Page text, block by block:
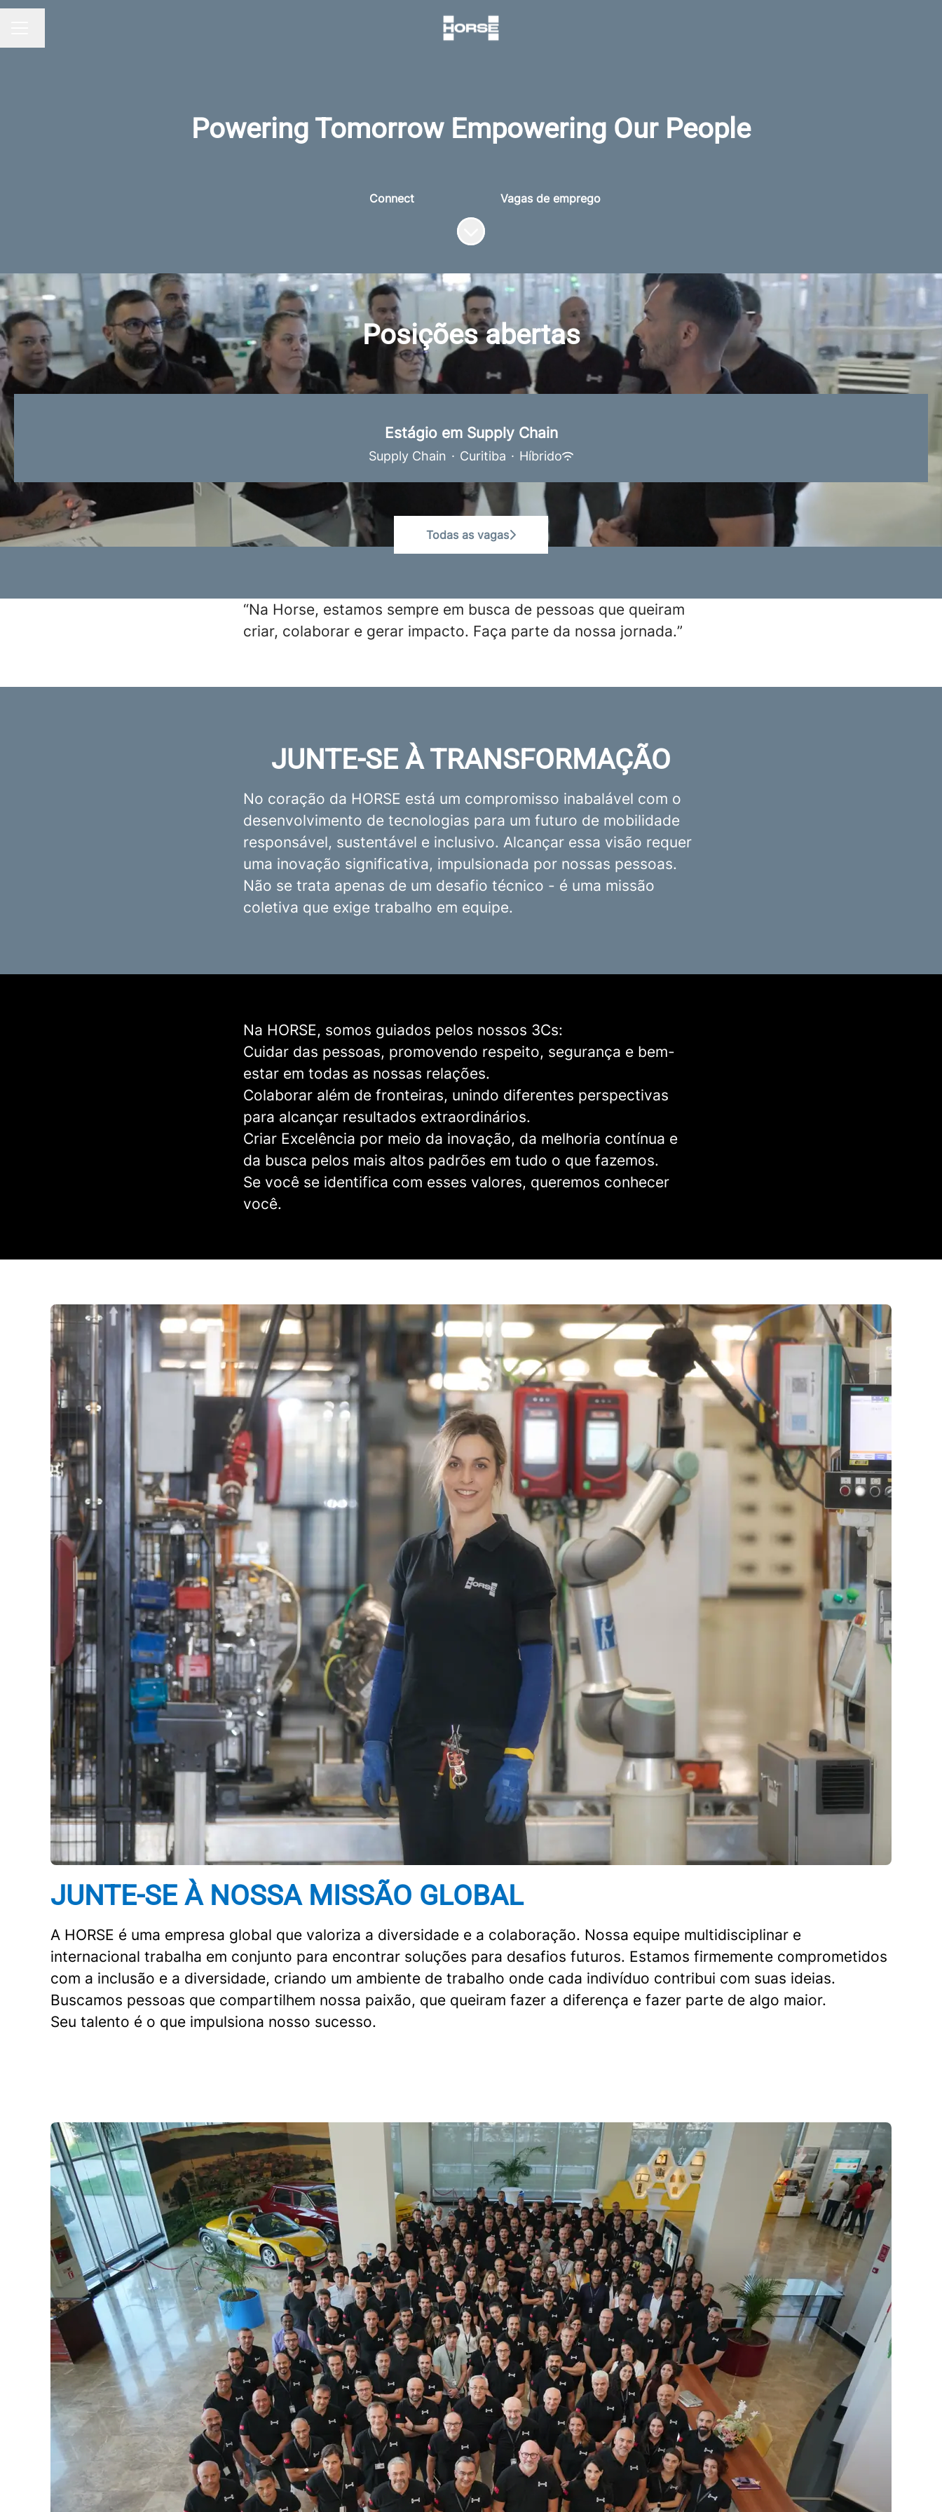
Powering Tomorrow Empowering Our People
Connect
Vagas de emprego
Role para ver o conteúdo
Posições abertas
Estágio em Supply Chain
Supply Chain · Curitiba · Híbrido
Todas as vagas
“Na Horse, estamos sempre em busca de pessoas que queiram
criar, colaborar e gerar impacto. Faça parte da nossa jornada.”
JUNTE-SE À TRANSFORMAÇÃO
No coração da HORSE está um compromisso inabalável com o
desenvolvimento de tecnologias para um futuro de mobilidade
responsável, sustentável e inclusivo. Alcançar essa visão requer
uma inovação significativa, impulsionada por nossas pessoas.
Não se trata apenas de um desafio técnico - é uma missão
coletiva que exige trabalho em equipe.
Na HORSE, somos guiados pelos nossos 3Cs:
Cuidar das pessoas, promovendo respeito, segurança e bem-
estar em todas as nossas relações.
Colaborar além de fronteiras, unindo diferentes perspectivas
para alcançar resultados extraordinários.
Criar Excelência por meio da inovação, da melhoria contínua e
da busca pelos mais altos padrões em tudo o que fazemos.
Se você se identifica com esses valores, queremos conhecer
você.
JUNTE-SE À NOSSA MISSÃO GLOBAL
A HORSE é uma empresa global que valoriza a diversidade e a colaboração. Nossa equipe multidisciplinar e
internacional trabalha em conjunto para encontrar soluções para desafios futuros. Estamos firmemente comprometidos
com a inclusão e a diversidade, criando um ambiente de trabalho onde cada indivíduo contribui com suas ideias.
Buscamos pessoas que compartilhem nossa paixão, que queiram fazer a diferença e fazer parte de algo maior.
Seu talento é o que impulsiona nosso sucesso.